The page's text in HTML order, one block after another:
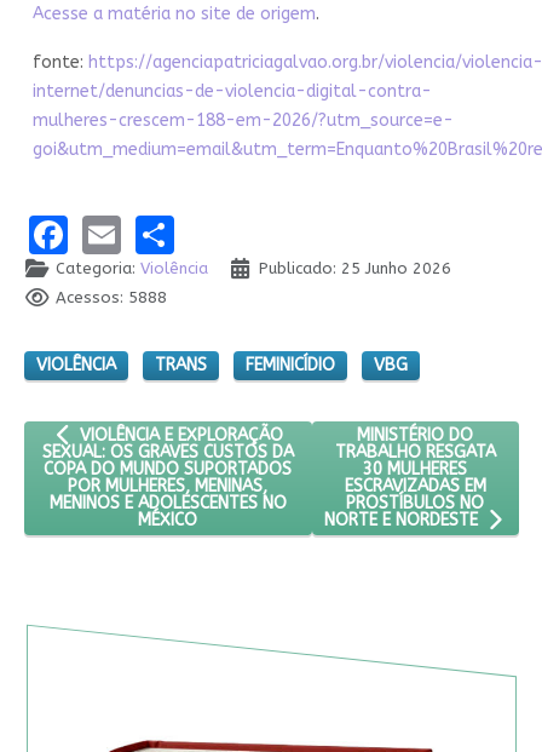
Acesse a matéria no site de origem.
fonte: https://agenciapatriciagalvao.org.br/violencia/violencia-
internet/denuncias-de-violencia-digital-contra-
mulheres-crescem-188-em-2026/?utm_source=e-
Facebook
EmailShare
Categoria: Violência
Publicado: 25 Junho 2026
Acessos: 5888
VIOLÊNCIA TRANS FEMINICÍDIO VBG
ARTIGO ANTERIOR: VIOLÊNCIA E EXPLORAÇÃO SEXUAL: OS
VIOLÊNCIA E EXPLORAÇÃO
SEXUAL: OS GRAVES CUSTOS DA
COPA DO MUNDO SUPORTADOS
POR MULHERES, MENINAS,
MENINOS E ADOLESCENTES NO
MÉXICO
PRÓXIMO ARTIGO:
MINISTÉRIO DO
TRABALHO RESGATA
30 MULHERES
ESCRAVIZADAS EM
PROSTÍBULOS NO
NORTE E NORDESTE